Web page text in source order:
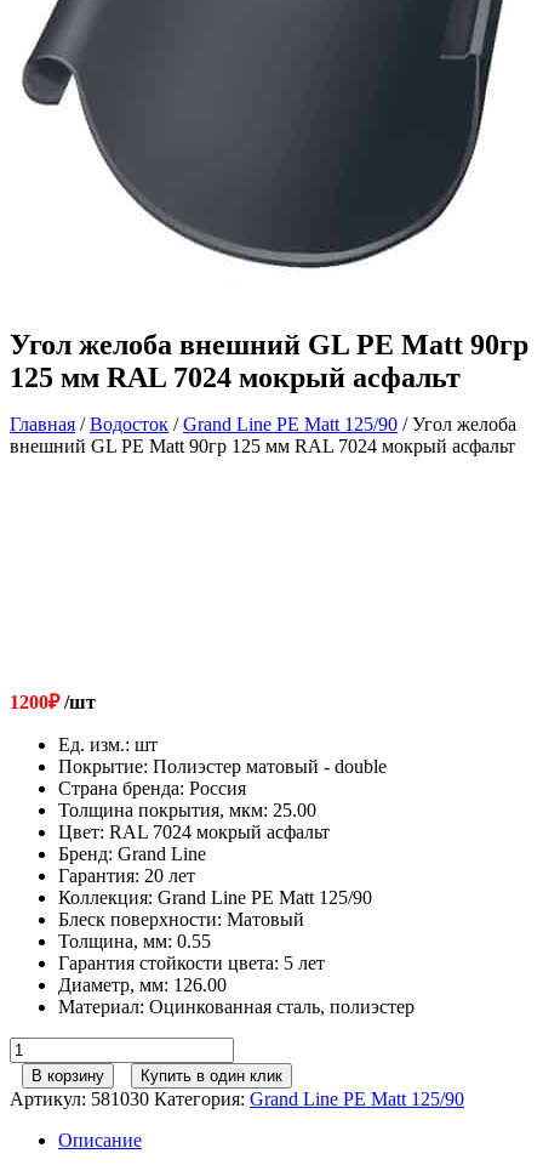
Угол желоба внешний GL PE Matt 90гр
125 мм RAL 7024 мокрый асфальт
Главная /Водосток /Grand Line PE Matt 125/90 / Угол желоба
внешний GL PE Matt 90гр 125 мм RAL 7024 мокрый асфальт
1200₽/шт
Ед. изм.: шт
Покрытие: Полиэстер матовый - double
Страна бренда: Россия
Толщина покрытия, мкм: 25.00
Цвет: RAL 7024 мокрый асфальт
Бренд: Grand Line
Гарантия: 20 лет
Коллекция: Grand Line PE Matt 125/90
Блеск поверхности: Матовый
Толщина, мм: 0.55
Гарантия стойкости цвета: 5 лет
Диаметр, мм: 126.00
Материал: Оцинкованная сталь, полиэстер
Количество
товара
Угол
желоба
внешний
В корзину Купить в один клик
Артикул: 581030 Категория: Grand Line PE Matt 125/90
Описание